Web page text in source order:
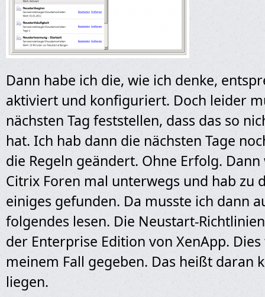
Dann habe ich die, wie ich denke,
aktiviert und konfiguriert. Doch leider
nächsten Tag feststellen, dass das so
hat. Ich hab dann die nächsten Tage
die Regeln geändert. Ohne Erfolg.
Citrix Foren mal unterwegs und hab zu
einiges gefunden. Da musste ich dann
folgendes lesen. Die Neustart-
der Enterprise Edition von XenApp.
meinem Fall gegeben. Das heißt daran
liegen.